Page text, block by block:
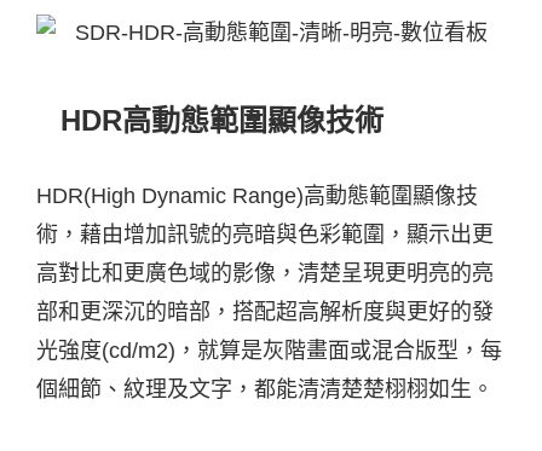
HDR高動態範圍顯像技術
HDR(High Dynamic Range)高動態範圍顯像技
術，藉由增加訊號的亮暗與色彩範圍，顯示出更
高對比和更廣色域的影像，清楚呈現更明亮的亮
部和更深沉的暗部，搭配超高解析度與更好的發
光強度(cd/m2)，就算是灰階畫面或混合版型，每
個細節、紋理及文字，都能清清楚楚栩栩如生。